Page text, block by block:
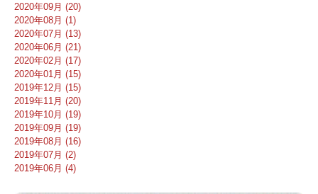
2020年09月 (20)
2020年08月 (1)
2020年07月 (13)
2020年06月 (21)
2020年02月 (17)
2020年01月 (15)
2019年12月 (15)
2019年11月 (20)
2019年10月 (19)
2019年09月 (19)
2019年08月 (16)
2019年07月 (2)
2019年06月 (4)